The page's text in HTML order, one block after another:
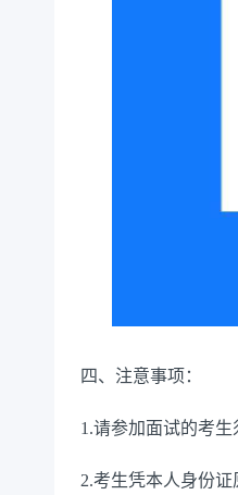
四、注意事项：
1.请参加面试的考
2.考生凭本人身份